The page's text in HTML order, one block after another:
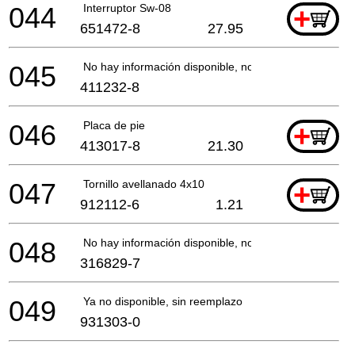
Interruptor Sw-08 +
044 651472-8 27.95
No hay información disponible, no se puede pedir
045 411232-8
Placa de pie +
046 413017-8 21.30
Tornillo avellanado 4x10 +
047 912112-6 1.21
No hay información disponible, no se puede pedir
048 316829-7
Ya no disponible, sin reemplazo
049 931303-0